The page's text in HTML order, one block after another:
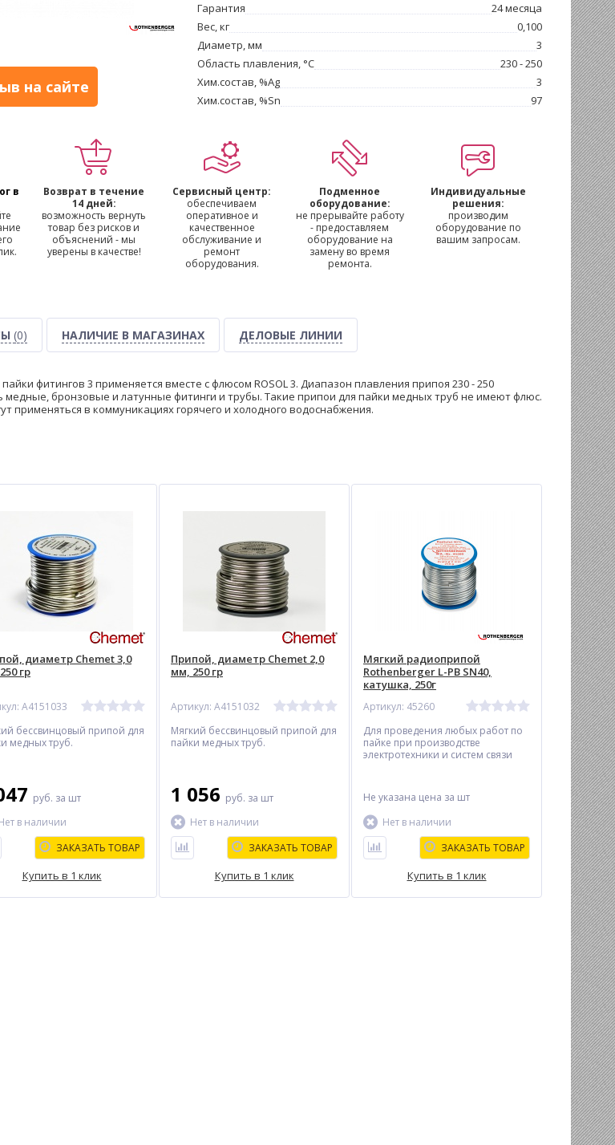
на сайте
Гарантия
24 месяца
Вес, кг
0,100
Диаметр, мм
3
Область плавления, °С
230 - 250
Хим.состав, %Ag
3
Хим.состав, %Sn
97
в
Возврат в течение
14 дней:
возможность вернуть
товар без рисков и
объяснений - мы
уверены в качестве!
Сервисный центр:
обеспечиваем
оперативное и
качественное
обслуживание и
ремонт
оборудования.
Подменное
оборудование:
не прерывайте работу
- предоставляем
оборудование на
замену во время
ремонта.
Индивидуальные
решения:
производим
оборудование по
вашим запросам.
(0) НАЛИЧИЕ В МАГАЗИНАХ ДЕЛОВЫЕ ЛИНИИ
фитингов 3 применяется вместе с флюсом ROSOL 3. Диапазон плавления припоя 230 - 250
бронзовые и латунные фитинги и трубы. Такие припои для пайки медных труб не имеют флюс.
применяться в коммуникациях горячего и холодного водоснабжения.
диаметр Chemet 3,0
гр
А4151033
бессвинцовый припой для
медных труб.
руб. за шт
в наличии
ЗАКАЗАТЬ ТОВАР
Купить в 1 клик
Припой, диаметр Chemet 2,0
мм, 250 гр
Артикул: А4151032
Мягкий бессвинцовый припой для
пайки медных труб.
1 056 руб. за шт
Нет в наличии
ЗАКАЗАТЬ ТОВАР
Купить в 1 клик
Мягкий радиоприпой
Rothenberger L-PB SN40,
катушка, 250г
Артикул: 45260
Для проведения любых работ по
пайке при производстве
электротехники и систем связи
Не указана цена за шт
Нет в наличии
ЗАКАЗАТЬ ТОВАР
Купить в 1 клик